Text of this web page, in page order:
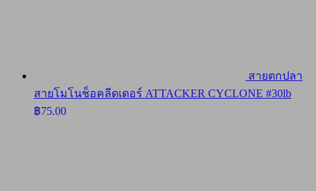
สายตกปลา
สายโมโนช็อคลีดเดอร์ ATTACKER CYCLONE #30lb
฿75.00